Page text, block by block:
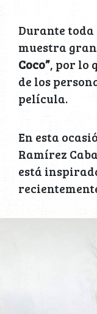
Durante
muestra
Coco”, por lo
de los
película.
En esta
Ramírez
está